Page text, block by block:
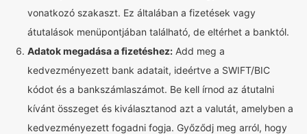
vonatkozó szakaszt. Ez általában a fizetések vagy
átutalások menüpontjában található, de eltérhet a banktól.
Adatok megadása a fizetéshez: Add meg a
kedvezményezett bank adatait, ideértve a SWIFT/BIC
kódot és a bankszámlaszámot. Be kell írnod az átutalni
kívánt összeget és kiválasztanod azt a valutát, amelyben a
kedvezményezett fogadni fogja. Győződj meg arról, hogy